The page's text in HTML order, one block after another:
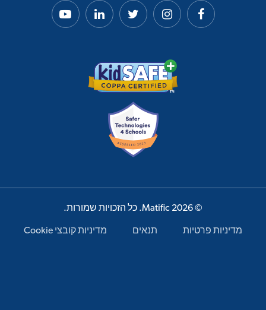
© 2026 Matific. כל הזכויות שמורות.
מדיניות פרטיות תנאים מדיניות קובצי Cookie